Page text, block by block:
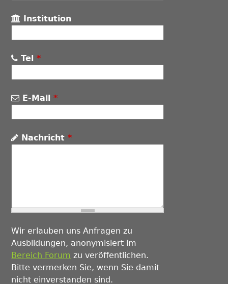
Institution
Tel*
E-Mail*
Nachricht*
Wir erlauben uns Anfragen zu
Ausbildungen, anonymisiert im
Bereich Forum zu veröffentlichen.
Bitte vermerken Sie, wenn Sie damit
nicht einverstanden sind.